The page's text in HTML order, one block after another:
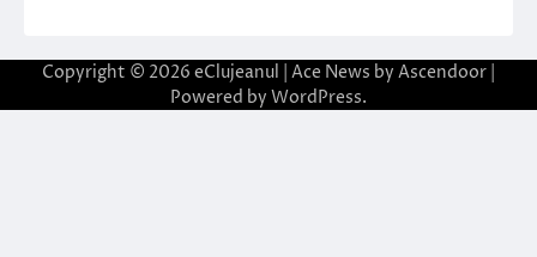
Copyright © 2026 eClujeanul | Ace News by Ascendoor
Powered by WordPress.